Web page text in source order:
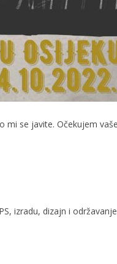
se javite. Očekujem
izradu, dizajn i